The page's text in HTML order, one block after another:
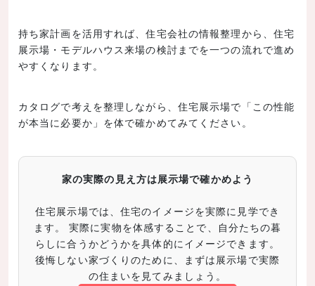
持ち家計画を活用すれば、住宅会社の情報整理から、住宅
展示場・モデルハウス来場の検討までを一つの流れで進め
やすくなります。
カタログで考えを整理しながら、住宅展示場で「この性能
が本当に必要か」を体で確かめてみてください。
家の実際の見え方は展示場で確かめよう
住宅展示場では、住宅のイメージを実際に見学でき
ます。 実際に実物を体感することで、自分たちの暮
らしに合うかどうかを具体的にイメージできます。
後悔しない家づくりのために、まずは展示場で実際
の住まいを見てみましょう。